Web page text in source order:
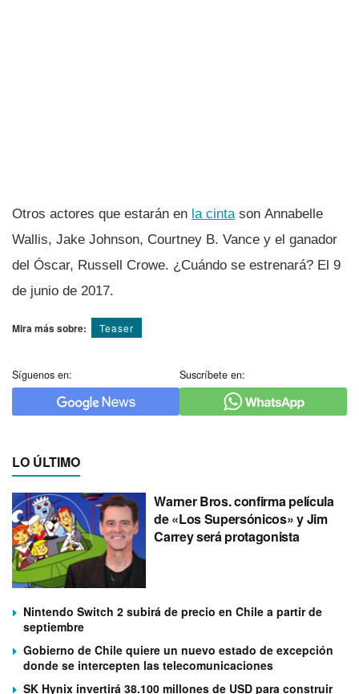
Otros actores que estarán en la cintason Annabelle
Wallis, Jake Johnson, Courtney B. Vance y el ganador
del Óscar, Russell Crowe. ¿Cuándo se estrenará? El 9
de junio de 2017.
Mira más sobre: Teaser
Síguenos en: Suscríbete en:
LO ÚLTIMO
Warner Bros. confirma película
de «Los Supersónicos» y Jim
Carrey será protagonista
Nintendo Switch 2 subirá de precio en Chile a partir de
septiembre
Gobierno de Chile quiere un nuevo estado de excepción
donde se intercepten las telecomunicaciones
SK Hynix invertirá 38.100 millones de USD para construir